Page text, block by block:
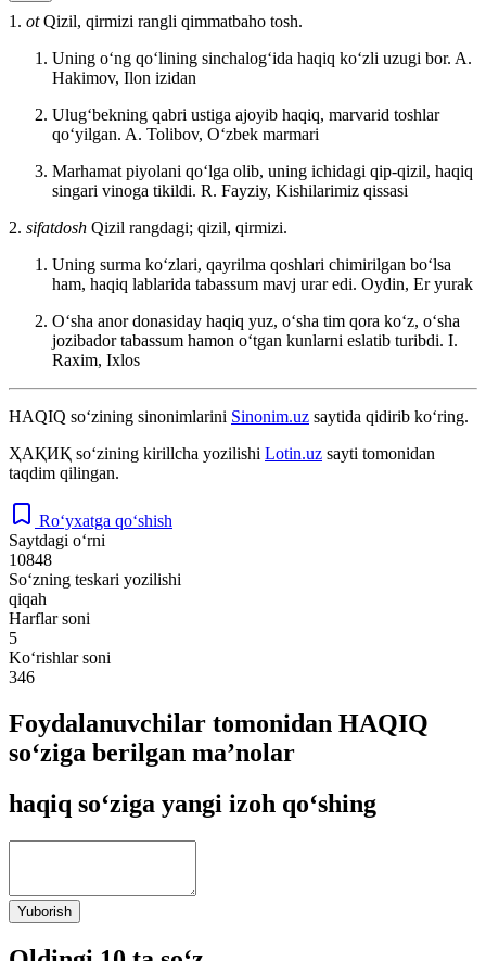
1. otQizil, qirmizi rangli qimmatbaho tosh.
Uning oʻng qoʻlining sinchalogʻida haqiq koʻzli uzugi bor. A.
Hakimov, Ilon izidan
Ulugʻbekning qabri ustiga ajoyib haqiq, marvarid toshlar
qoʻyilgan. A. Tolibov, Oʻzbek marmari
Marhamat piyolani qoʻlga olib, uning ichidagi qip-qizil, haqiq
singari vinoga tikildi. R. Fayziy, Kishilarimiz qissasi
2. sifatdosh Qizil rangdagi; qizil, qirmizi.
Uning surma koʻzlari, qayrilma qoshlari chimirilgan boʻlsa
ham, haqiq lablarida tabassum mavj urar edi. Oydin, Er yurak
Oʻsha anor donasiday haqiq yuz, oʻsha tim qora koʻz, oʻsha
jozibador tabassum hamon oʻtgan kunlarni eslatib turibdi. I.
Raxim, Ixlos
HAQIQ so‘zining sinonimlarini Sinonim.uz saytida qidirib ko‘ring.
ҲАҚИҚ so‘zining kirillcha yozilishi Lotin.uz sayti tomonidan
taqdim qilingan.
Ro‘yxatga qo‘shish
Saytdagi o‘rni
10848
So‘zning teskari yozilishi
qiqah
Harflar soni
5
Ko‘rishlar soni
346
Foydalanuvchilar tomonidan HAQIQ
so‘ziga berilgan ma’nolar
haqiq so‘ziga yangi izoh qo‘shing
Yuborish